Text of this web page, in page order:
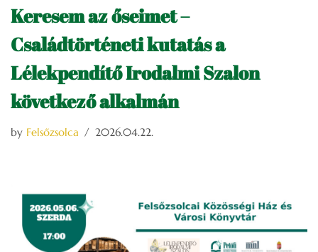
Keresem az őseimet –
Családtörténeti kutatás a
Lélekpendítő Irodalmi Szalon
következő alkalmán
by Felsőzsolca 2026.04.22.